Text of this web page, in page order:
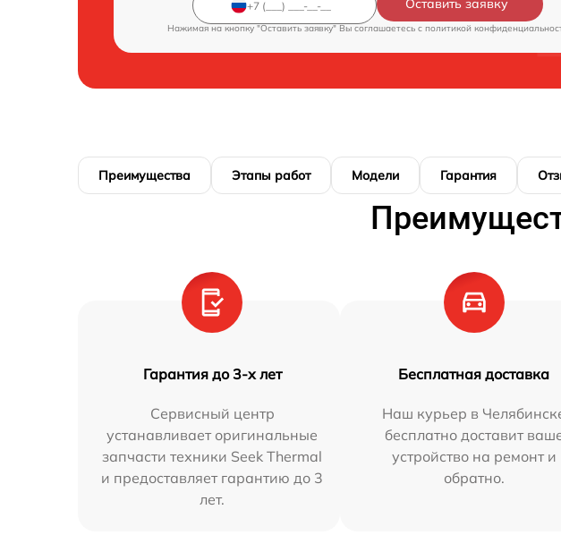
Оставить заявку
Нажимая на кнопку "Оставить заявку" Вы соглашаетесь c политикой
Преимущества Этапы работ Модели Гарантия
Гарантия до 3-х лет
Сервисный центр
устанавливает оригинальные
запчасти техники Seek Thermal
и предоставляет гарантию до 3
лет.
Бесплатная доставка
Наш курьер в
бесплатно доставит
устройство на ремонт и
обратно.